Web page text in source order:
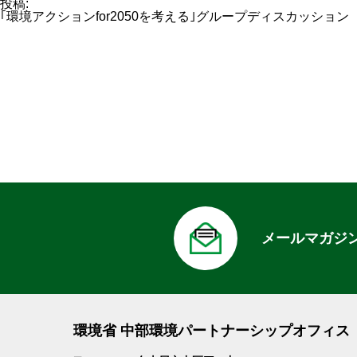
ル
サ
投稿:
｢環境アクションfor2050を考える｣グループディスカッション
メールマガジ
環境省 中部環境パートナーシップオフィス